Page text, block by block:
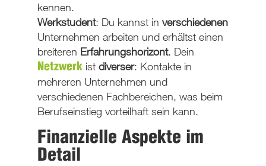
kennen.
Werkstudent: Du kannst in verschiedenen
Unternehmen arbeiten und erhältst einen
breiteren Erfahrungshorizont. Dein
Netzwerkist diverser: Kontakte in
mehreren Unternehmen und
verschiedenen Fachbereichen, was beim
Berufseinstieg vorteilhaft sein kann.
Finanzielle Aspekte im
Detail